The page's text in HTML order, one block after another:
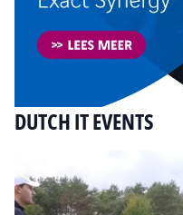
DUTCH IT EVENTS